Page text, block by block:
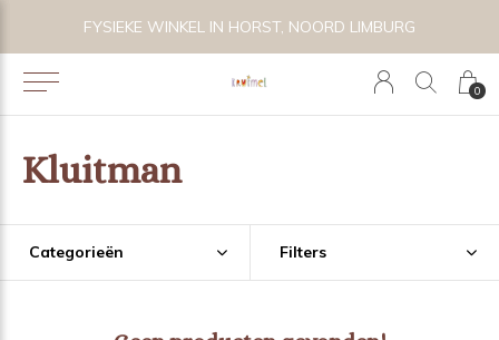
0
FYSIEKE WINKEL IN HORST, NOORD LIMBURG
Kluitman
Categorieën Filters